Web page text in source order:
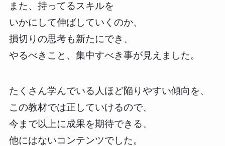
また、持ってるスキルを
いかにして伸ばしていくのか、
損切りの思考も新たにでき、
やるべきこと、集中すべき事が見えました。
たくさん学んでいる人ほど陥りやすい傾向を、
この教材では正していけるので、
今まで以上に成果を期待できる、
他にはないコンテンツでした。